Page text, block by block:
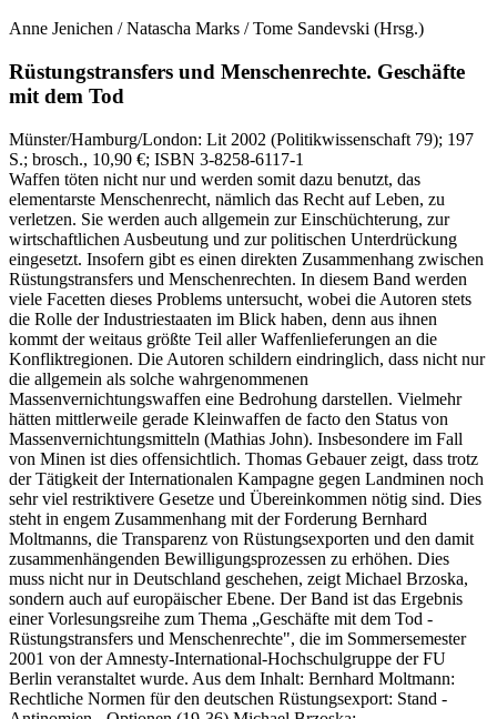
Anne Jenichen / Natascha Marks / Tome Sandevski (Hrsg.)
Rüstungstransfers und Menschenrechte. Geschäfte
mit dem Tod
Münster/Hamburg/London: Lit 2002 (Politikwissenschaft 79); 197
S.; brosch., 10,90 €; ISBN 3-8258-6117-1
Waffen töten nicht nur und werden somit dazu benutzt, das
elementarste Menschenrecht, nämlich das Recht auf Leben, zu
verletzen. Sie werden auch allgemein zur Einschüchterung, zur
wirtschaftlichen Ausbeutung und zur politischen Unterdrückung
eingesetzt. Insofern gibt es einen direkten Zusammenhang zwischen
Rüstungstransfers und Menschenrechten. In diesem Band werden
viele Facetten dieses Problems untersucht, wobei die Autoren stets
die Rolle der Industriestaaten im Blick haben, denn aus ihnen
kommt der weitaus größte Teil aller Waffenlieferungen an die
Konfliktregionen. Die Autoren schildern eindringlich, dass nicht nur
die allgemein als solche wahrgenommenen
Massenvernichtungswaffen eine Bedrohung darstellen. Vielmehr
hätten mittlerweile gerade Kleinwaffen de facto den Status von
Massenvernichtungsmitteln (Mathias John). Insbesondere im Fall
von Minen ist dies offensichtlich. Thomas Gebauer zeigt, dass trotz
der Tätigkeit der Internationalen Kampagne gegen Landminen noch
sehr viel restriktivere Gesetze und Übereinkommen nötig sind. Dies
steht in engem Zusammenhang mit der Forderung Bernhard
Moltmanns, die Transparenz von Rüstungsexporten und den damit
zusammenhängenden Bewilligungsprozessen zu erhöhen. Dies
muss nicht nur in Deutschland geschehen, zeigt Michael Brzoska,
sondern auch auf europäischer Ebene. Der Band ist das Ergebnis
einer Vorlesungsreihe zum Thema „Geschäfte mit dem Tod -
Rüstungstransfers und Menschenrechte", die im Sommersemester
2001 von der Amnesty-International-Hochschulgruppe der FU
Berlin veranstaltet wurde. Aus dem Inhalt: Bernhard Moltmann:
Rechtliche Normen für den deutschen Rüstungsexport: Stand -